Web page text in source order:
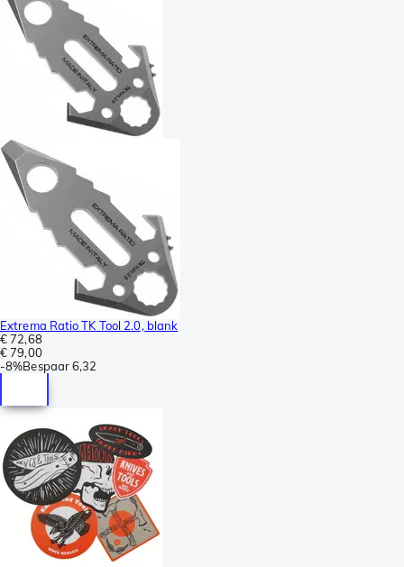
Extrema Ratio TK Tool 2.0, blank
€ 72,68
€ 79,00
-8%Bespaar6,32